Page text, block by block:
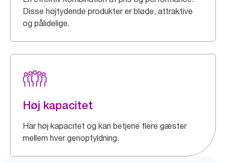
Disse højtydende produkter er bløde, attraktive
og pålidelige.
Høj kapacitet
Har høj kapacitet og kan betjene flere gæster
mellem hver genopfyldning.